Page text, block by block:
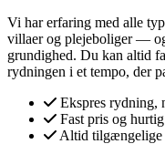
Vi har erfaring med alle
villaer og plejeboliger —
grundighed. Du kan altid
rydningen i et tempo, der
Ekspres rydning,
Fast pris og
Altid tilgængelige